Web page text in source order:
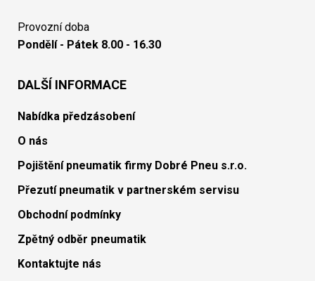
Provozní doba
Pondělí - Pátek 8.00 - 16.30
DALŠÍ INFORMACE
Nabídka předzásobení
O nás
Pojištění pneumatik firmy Dobré Pneu s.r.o.
Přezutí pneumatik v partnerském servisu
Obchodní podmínky
Zpětný odběr pneumatik
Kontaktujte nás